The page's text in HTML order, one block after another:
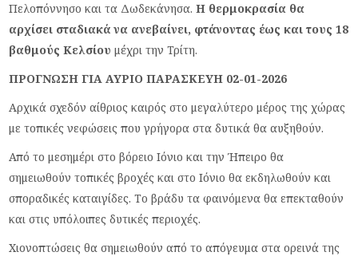
Πελοπόννησο και τα Δωδεκάνησα.Η θερμοκρασία θα
αρχίσει σταδιακά να ανεβαίνει, φτάνοντας έως και τους 18
βαθμούς Κελσίου μέχρι την Τρίτη.
ΠΡΟΓΝΩΣΗ ΓΙΑ ΑΥΡΙΟ ΠΑΡΑΣΚΕΥΗ 02-01-2026
Αρχικά σχεδόν αίθριος καιρός στο μεγαλύτερο μέρος της χώρας
με τοπικές νεφώσεις που γρήγορα στα δυτικά θα αυξηθούν.
Από το μεσημέρι στο βόρειο Ιόνιο και την Ήπειρο θα
σημειωθούν τοπικές βροχές και στο Ιόνιο θα εκδηλωθούν και
σποραδικές καταιγίδες. Το βράδυ τα φαινόμενα θα επεκταθούν
και στις υπόλοιπες δυτικές περιοχές.
Χιονοπτώσεις θα σημειωθούν από το απόγευμα στα ορεινά της